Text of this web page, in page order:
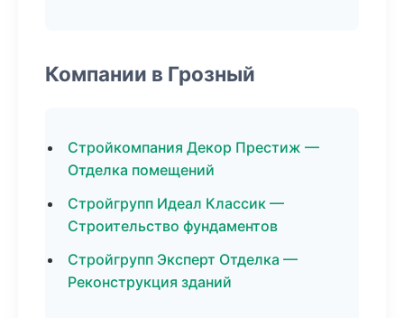
Компании в Грозный
Стройкомпания Декор Престиж —
Отделка помещений
Стройгрупп Идеал Классик —
Строительство фундаментов
Стройгрупп Эксперт Отделка —
Реконструкция зданий